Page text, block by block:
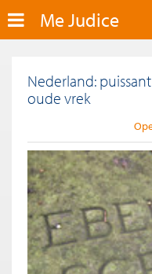
Me Judice
Nederland:
oude vrek